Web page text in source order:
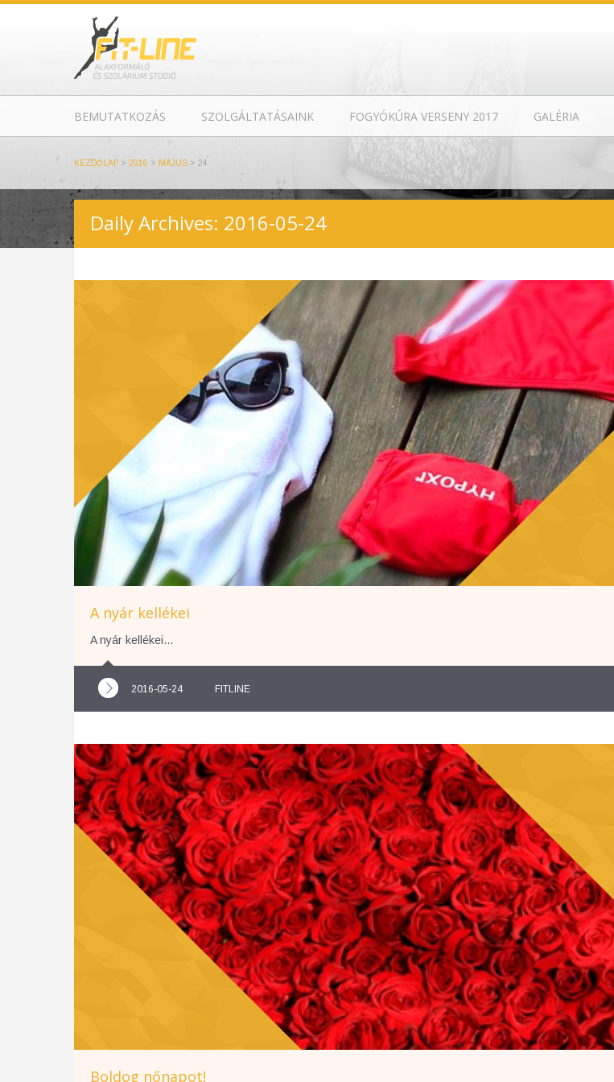
BEMUTATKOZÁS SZOLGÁLTATÁSAINK FOGYÓKÚRA VERSENY 2017 GALÉRIA
KEZDŐLAP > 2016 > MÁJUS > 24
Daily Archives: 2016-05-24
A nyár kellékei
A nyár kellékei…
2016-05-24 FITLINE
Boldog nőnapot!